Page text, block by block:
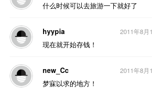
什么时候可以去旅游一下就好了
hyypia
现在就开始存钱！
2011年8月
new_Cc
梦寐以求的地方！
2011年8月